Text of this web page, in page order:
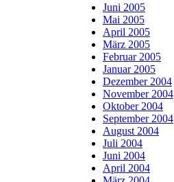
Juni 2005
Mai 2005
April 2005
März 2005
Februar 2005
Januar 2005
Dezember 2004
November 2004
Oktober 2004
September 2004
August 2004
Juli 2004
Juni 2004
April 2004